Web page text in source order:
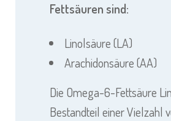
Fettsäuren sind:
Linolsäure (LA)
Arachidonsäure (AA)
Die Omega-6-Fettsäure
Bestandteil einer Vielzahl